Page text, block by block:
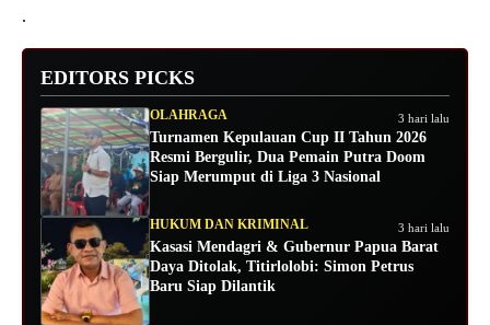
.
EDITORS PICKS
OLAHRAGA 3 hari lalu
Turnamen Kepulauan Cup II Tahun 2026
Resmi Bergulir, Dua Pemain Putra Doom
Siap Merumput di Liga 3 Nasional
HUKUM DAN KRIMINAL 3 hari lalu
Kasasi Mendagri & Gubernur Papua Barat
Daya Ditolak, Titirlolobi: Simon Petrus
Baru Siap Dilantik